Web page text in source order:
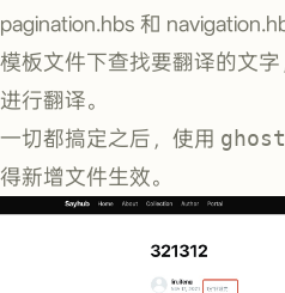
pagination.hbs 和
模板文件下查找要翻译的文字
进行翻译。
一切都搞定之后，使用
得新增文件生效。